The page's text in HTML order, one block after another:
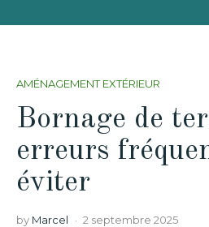
AMÉNAGEMENT EXTÉRIEUR
Bornage de
erreurs
éviter
by Marcel 2 septembre 2025